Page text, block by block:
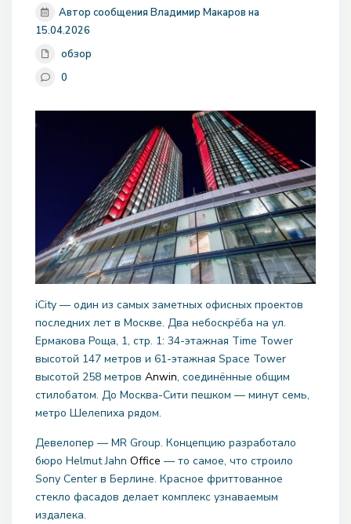
Автор сообщения Владимир Макаров на
15.04.2026
обзор
0
iCity — один из самых заметных офисных проектов
последних лет в Москве. Два небоскрёба на ул.
Ермакова Роща, 1, стр. 1: 34-этажная Time Tower
высотой 147 метров и 61-этажная Space Tower
высотой 258 метров Anwin, соединённые общим
стилобатом. До Москва-Сити пешком — минут семь,
метро Шелепиха рядом.
Девелопер — MR Group. Концепцию разработало
бюро Helmut Jahn Office — то самое, что строило
Sony Center в Берлине. Красное фриттованное
стекло фасадов делает комплекс узнаваемым
издалека.